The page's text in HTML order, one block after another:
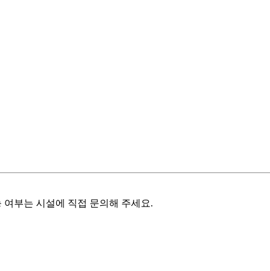
부는 시설에 직접 문의해 주세요.